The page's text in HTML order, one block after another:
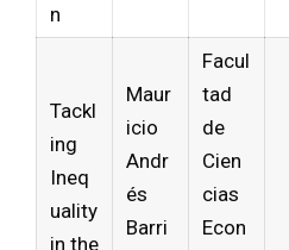
n
Tackl
ing
Ineq
uality
in the
Maur
icio
Andr
és
Barri
Facul
tad
de
Cien
cias
Econ